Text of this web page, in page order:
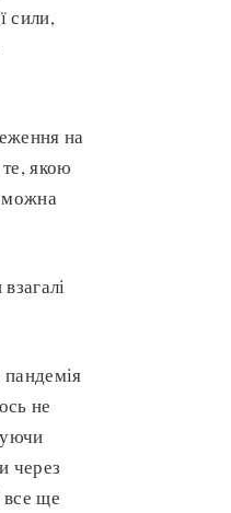
сили,
на
якою
можна
не
через
все ще